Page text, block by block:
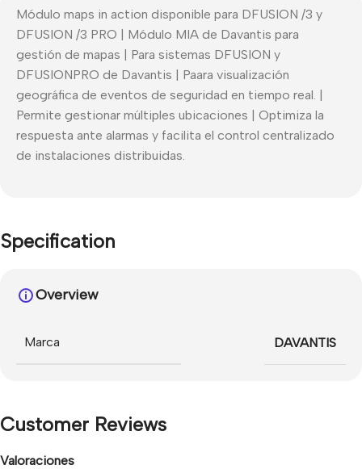
Módulo maps in action disponible para DFUSION /3 y
DFUSION /3 PRO | Módulo MIA de Davantis para
gestión de mapas | Para sistemas DFUSION y
DFUSIONPRO de Davantis | Paara visualización
geográfica de eventos de seguridad en tiempo real. |
Permite gestionar múltiples ubicaciones | Optimiza la
respuesta ante alarmas y facilita el control centralizado
de instalaciones distribuidas.
Specification
Overview
Marca DAVANTIS
Customer Reviews
Valoraciones